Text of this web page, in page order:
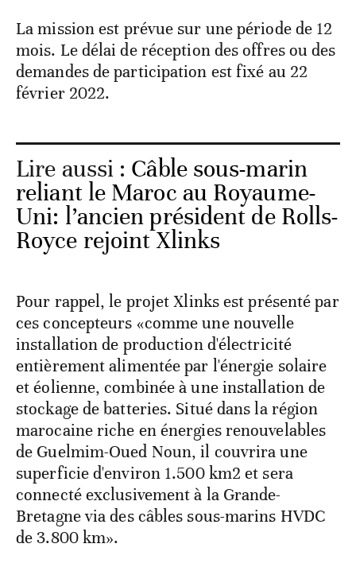
La mission est prévue sur une période de 12
mois. Le délai de réception des offres ou des
demandes de participation est fixé au 22
février 2022.
Lire aussi : Câble sous-marin
reliant le Maroc au Royaume-
Uni: l’ancien président de Rolls-
Royce rejoint Xlinks
Pour rappel, le projet Xlinks est présenté par
ces concepteurs «comme une nouvelle
installation de production d'électricité
entièrement alimentée par l'énergie solaire
et éolienne, combinée à une installation de
stockage de batteries. Situé dans la région
marocaine riche en énergies renouvelables
de Guelmim-Oued Noun, il couvrira une
superficie d'environ 1.500 km2 et sera
connecté exclusivement à la Grande-
Bretagne via des câbles sous-marins HVDC
de 3.800 km».